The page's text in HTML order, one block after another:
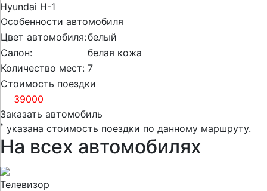
Hyundai H-1
Особенности автомобиля
Цвет автомобиля:белый
Салон:
белая кожа
Количество мест: 7
Стоимость поездки
39000
Заказать автомобиль
* указана стоимость поездки по данному маршруту.
На всех автомобилях
Телевизор